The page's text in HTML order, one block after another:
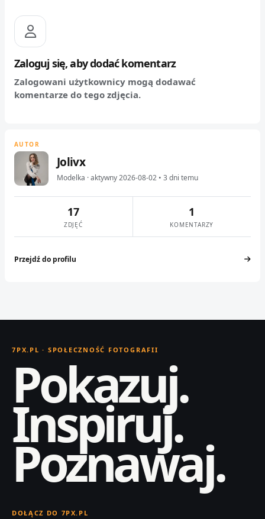
Zaloguj się, aby dodać komentarz
Zalogowani użytkownicy mogą dodawać
komentarze do tego zdjęcia.
AUTOR
Jolivx
Modelka · aktywny 2026-08-02 • 3 dni temu
17
ZDJĘĆ
1
KOMENTARZY
Przejdź do profilu
7PX.PL · SPOŁECZNOŚĆ FOTOGRAFII
Pokazuj.
Inspiruj.
Poznawaj.
DOŁĄCZ DO 7PX.PL